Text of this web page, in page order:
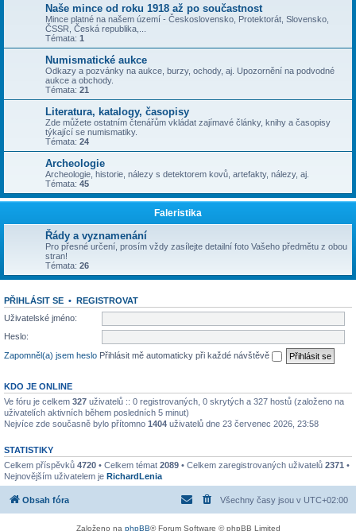
Naše mince od roku 1918 až po součastnost
Mince platné na našem území - Československo, Protektorát, Slovensko,
ČSSR, Česká republika,...
Témata: 1
Numismatické aukce
Odkazy a pozvánky na aukce, burzy, ochody, aj. Upozornění na podvodné
aukce a obchody.
Témata: 21
Literatura, katalogy, časopisy
Zde můžete ostatním čtenářům vkládat zajímavé články, knihy a časopisy
týkající se numismatiky.
Témata: 24
Archeologie
Archeologie, historie, nálezy s detektorem kovů, artefakty, nálezy, aj.
Témata: 45
Faleristika
Řády a vyznamenání
Pro přesné určení, prosím vždy zasílejte detailní foto Vašeho předmětu z obou
stran!
Témata: 26
PŘIHLÁSIT SE • REGISTROVAT
Uživatelské jméno:
Heslo:
Zapomněl(a) jsem heslo Přihlásit mě automaticky při každé návštěvě
KDO JE ONLINE
Ve fóru je celkem 327 uživatelů :: 0 registrovaných, 0 skrytých a 327 hostů (založeno na
uživatelích aktivních během posledních 5 minut)
Nejvíce zde současně bylo přítomno 1404 uživatelů dne 23 červenec 2026, 23:58
STATISTIKY
Celkem příspěvků 4720 • Celkem témat 2089 • Celkem zaregistrovaných uživatelů 2371 •
Nejnovějším uživatelem je RichardLenia
Obsah fóra Všechny časy jsou v UTC+02:00
Založeno na phpBB® Forum Software © phpBB Limited